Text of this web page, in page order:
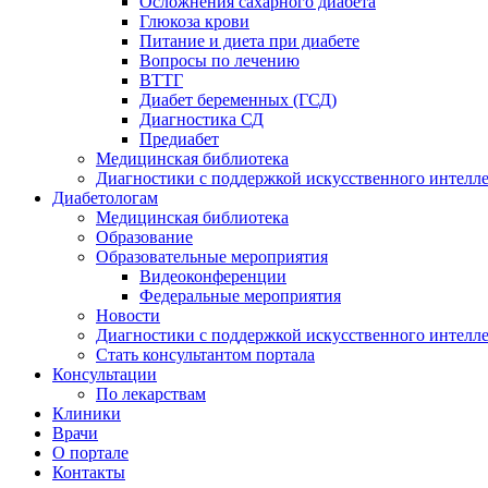
Глюкоза крови
Питание и диета при диабете
Вопросы по лечению
ВТТГ
Диабет беременных (ГСД)
Диагностика СД
Предиабет
Медицинская библиотека
Диагностики с поддержкой искусственного
Диабетологам
Медицинская библиотека
Образование
Образовательные мероприятия
Видеоконференции
Федеральные мероприятия
Новости
Диагностики с поддержкой искусственного
Стать консультантом портала
Консультации
По лекарствам
Клиники
Врачи
О портале
Контакты